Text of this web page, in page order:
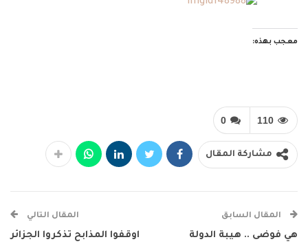
معجب بهذه:
0 110
مشاركة المقال
المقال السابق
هي فوضى .. هيبة الدولة
المقال التالي
اوقفوا المذابح تذكروا الجزائر